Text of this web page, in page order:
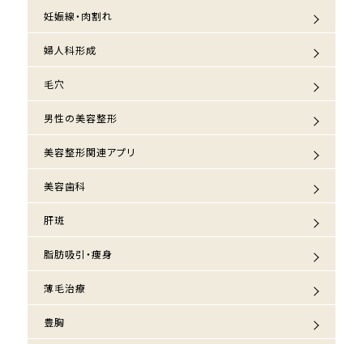
妊娠線・肉割れ
婦人科形成
毛穴
男性の美容整形
美容整形関連アプリ
美容歯科
肝斑
脂肪吸引・痩身
薄毛治療
豊胸